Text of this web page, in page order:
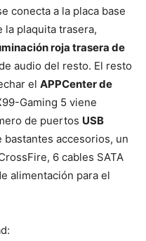
conecta a la placa base
la plaquita trasera,
roja trasera de
audio del resto. El resto
el APPCenter de
Gaming 5 viene
de puertos USB
bastantes accesorios, un
6 cables SATA
alimentación para el